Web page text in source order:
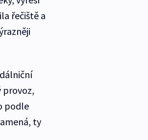
řečiště a
provoz,
podle
ty